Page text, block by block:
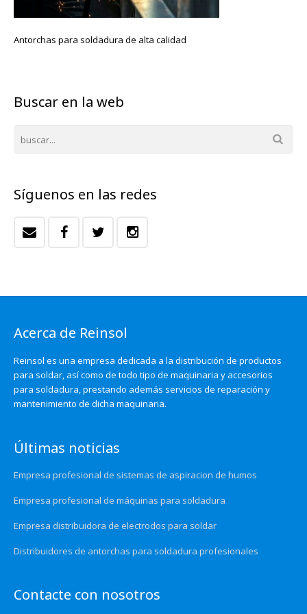
Antorchas para soldadura de alta calidad
Buscar en la web
Síguenos en las redes
Acerca de Reinsol
Reinsol es una empresa dedicada a la distribución de productos
para soldar, así como de todo tipo de maquinaria y accesorios
para soldadura, prestando además servicios de reparación y
mantenimiento de dicha maquinaria.
Últimas noticias
Empresa profesional de sistemas de aspiracion de humos
Empresa profesional de máquinas para soldadura
Empresa distribuidora de electrodos para soldar
Distribuidores de antorchas para soldadura profesionales
Contacte con nosotros